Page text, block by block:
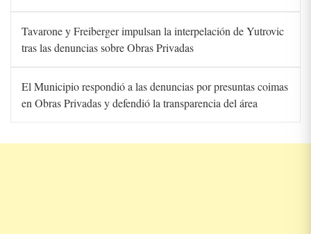
Tavarone y Freiberger impulsan la interpelación de Yutrovic
tras las denuncias sobre Obras Privadas
El Municipio respondió a las denuncias por presuntas coimas
en Obras Privadas y defendió la transparencia del área